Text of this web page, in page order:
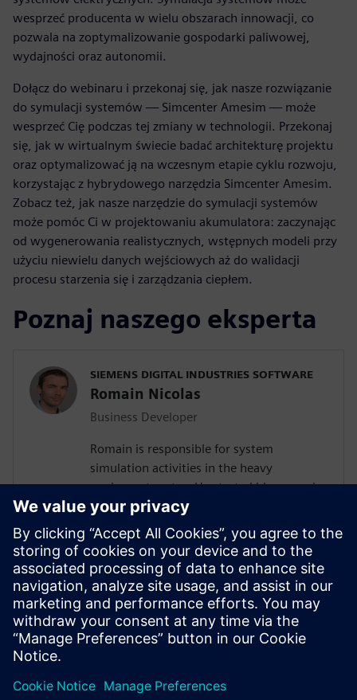
wesprzeć producenta w wielu obszarach innowacji, co
pozwala na zoptymalizowanie gospodarki paliwowej,
wydajności oraz autonomii.
Dołącz do webinaru i przekonaj się, jak nasze rozwiązanie
do symulacji systemów — Simcenter Amesim — może
wesprzeć Cię podczas tej zmiany w technologii. Przekonaj
się, jak w wirtualnym świecie badać architekturę projektu
oraz optymalizować ją na wczesnym etapie cyklu rozwoju,
korzystając z hybrydowego narzędzia Simcenter Amesim.
Zobacz też, jak nasze narzędzie do symulacji systemów
może pomóc Ci w projektowaniu akumulatora: zaczynając
od wygenerowania realistycznych, wstępnych modeli przy
użyciu niewielu danych wejściowych aż do walidacji
procesu starzenia się i zarządzania ciepłem.
Poznaj naszego eksperta
SIEMENS DIGITAL INDUSTRIES SOFTWARE
Romain Nicolas
Business Developer
Romain is responsible for system
simulation activities in the heavy
equipment sector. He started his career in
2011 as control systems engineer in the
Volvo AB Group. There, he developed a
platform for control algorithms
verification, led several projects as system
responsible, and worked as a software
developer using Agile methodology. He
has a Mechanical Engineering degree from
ESTACA Paris and an MSc from IFP School.